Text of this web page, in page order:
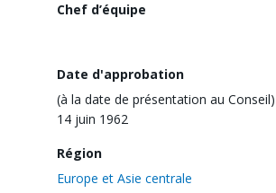
Chef d’équipe
Date d'approbation
(à la date de présentation au Conseil)
14 juin 1962
Région
Europe et Asie centrale